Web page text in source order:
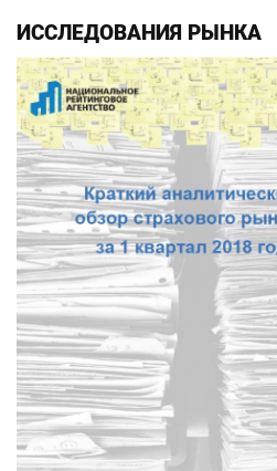
ИССЛЕДОВАНИЯ РЫНКА